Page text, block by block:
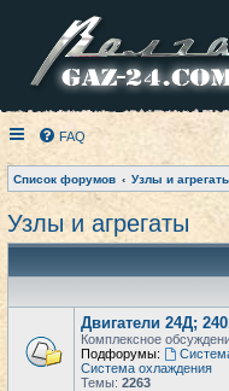
FAQ
Список форумов Узлы и
Узлы и агрегаты
Двигатели 24Д;
Комплексное
Подфорумы:
Система охлаждения
Темы: 2263